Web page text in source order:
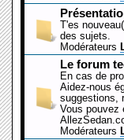
T'es
des sujets.
Modérateurs
Le forum
En cas de
Aidez-nous
suggestions,
Vous pouvez
Modérateurs